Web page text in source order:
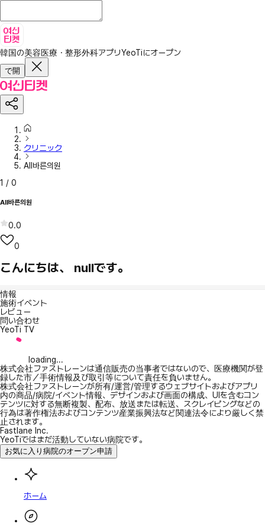
韓国の美容医療・整形外科アプリYeoTiにオープン
で開
クリニック
All바른의원
1 / 0
All바른의원
0.0
0
こんにちは、 nullです。
情報
施術イベント
レビュー
問い合わせ
YeoTi TV
loading...
株式会社ファストレーンは通信販売の当事者ではないので、医療機関が登
録した市／手術情報及び取引等について責任を負いません。
株式会社ファストレーンが所有/運営/管理するウェブサイトおよびアプリ
内の商品/病院/イベント情報、デザインおよび画面の構成、UIを含むコン
テンツに対する無断複製、配布、放送または転送、スクレイピングなどの
行為は著作権法およびコンテンツ産業振興法など関連法令により厳しく禁
止されます。
Fastlane Inc.
YeoTiではまだ活動していない病院です。
お気に入り病院のオープン申請
ホーム